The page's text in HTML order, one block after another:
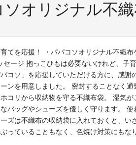
ソオリジナル不
てを応援！ ・パパコソオリジナル不織布
セージ 抱っこひもは必要ないけれど、子
コソ」を応援していただける方に、感謝
ンを用意しました。 密封することなく通
コリから収納物を守る不織布袋。 湿気が
バッグやシューズを優しく守ります。 使
ズは不織布の収納袋に入れておくと、い
っていることもなく、色焼け対策にもな